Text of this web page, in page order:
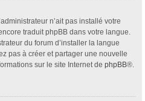
n’ait pas installé votre
traduit phpBB dans votre langue.
du forum d’installer la langue
pas à créer et partager une nouvelle
sur le site Internet de phpBB®.